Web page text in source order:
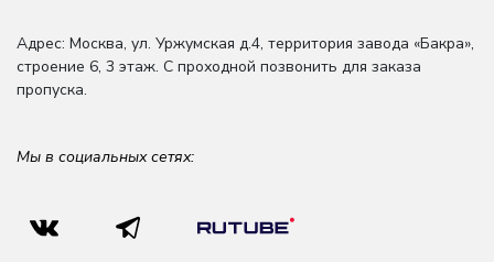
Адрес: Москва, ул. Уржумская д.4, территория завода «Бакра»,
строение 6, 3 этаж. С проходной позвонить для заказа
пропуска.
Мы в социальных сетях: